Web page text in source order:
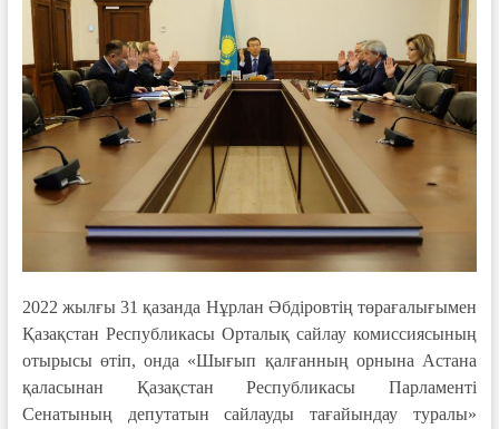
2022 жылғы 31 қазанда Нұрлан Әбдіровтің төрағалығымен
Қазақстан Республикасы Орталық сайлау комиссиясының
отырысы өтіп, онда «Шығып қалғанның орнына Астана
қаласынан Қазақстан Республикасы Парламенті
Сенатының депутатын сайлауды тағайындау туралы»